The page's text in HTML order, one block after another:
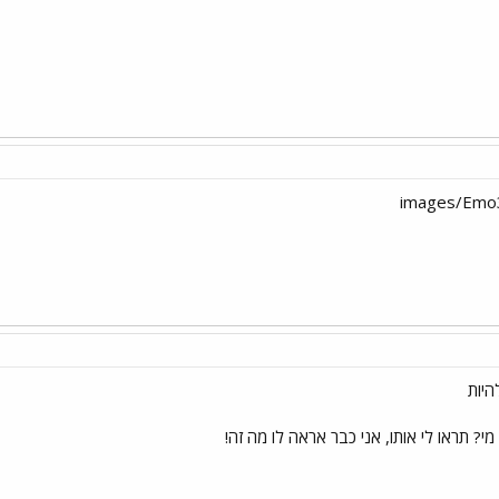
תראו לי אותו, אני כבר אראה לו מה זה!